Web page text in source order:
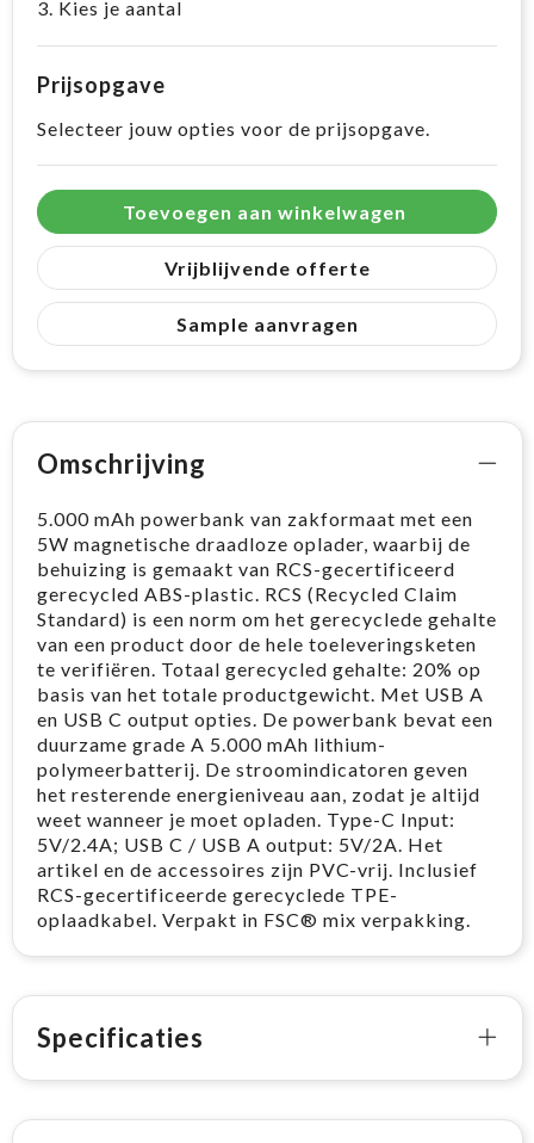
3. Kies je aantal
Prijsopgave
Selecteer jouw opties voor de prijsopgave.
Toevoegen aan winkelwagen
Vrijblijvende offerte
Sample aanvragen
Omschrijving
5.000 mAh powerbank van zakformaat met een
5W magnetische draadloze oplader, waarbij de
behuizing is gemaakt van RCS-gecertificeerd
gerecycled ABS-plastic. RCS (Recycled Claim
Standard) is een norm om het gerecyclede gehalte
van een product door de hele toeleveringsketen
te verifiëren. Totaal gerecycled gehalte: 20% op
basis van het totale productgewicht. Met USB A
en USB C output opties. De powerbank bevat een
duurzame grade A 5.000 mAh lithium-
polymeerbatterij. De stroomindicatoren geven
het resterende energieniveau aan, zodat je altijd
weet wanneer je moet opladen. Type-C Input:
5V/2.4A; USB C / USB A output: 5V/2A. Het
artikel en de accessoires zijn PVC-vrij. Inclusief
RCS-gecertificeerde gerecyclede TPE-
oplaadkabel. Verpakt in FSC® mix verpakking.
Specificaties